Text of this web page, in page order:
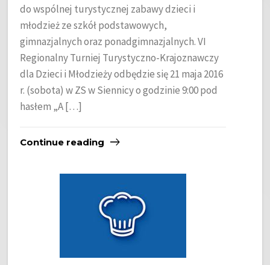
do wspólnej turystycznej zabawy dzieci i
młodzież ze szkół podstawowych,
gimnazjalnych oraz ponadgimnazjalnych. VI
Regionalny Turniej Turystyczno-Krajoznawczy
dla Dzieci i Młodzieży odbędzie się 21 maja 2016
r. (sobota) w ZS w Siennicy o godzinie 9:00 pod
hasłem „A […]
Continue reading